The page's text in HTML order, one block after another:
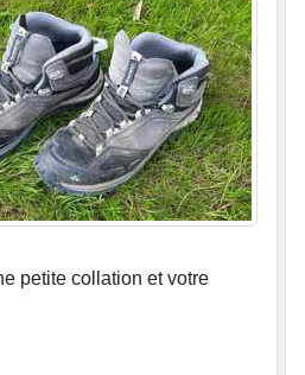
petite collation et votre